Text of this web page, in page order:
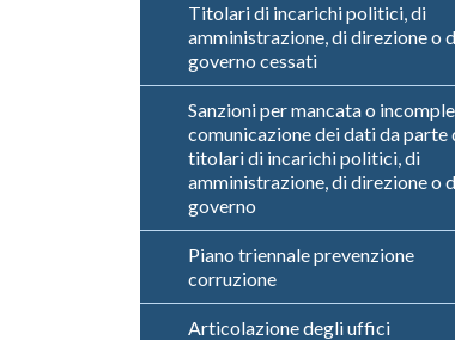
Titolari di incarichi politici, di
amministrazione, di direzione o
governo cessati
Sanzioni per mancata o
comunicazione dei dati da parte
titolari di incarichi politici, di
amministrazione, di direzione o
governo
Piano triennale prevenzione
corruzione
Articolazione degli uffici